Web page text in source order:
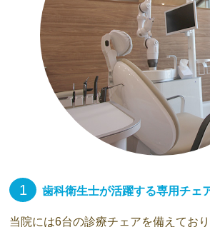
1 歯科衛生士が活躍する専用チェ
当院には6台の診療チェアを備えてお